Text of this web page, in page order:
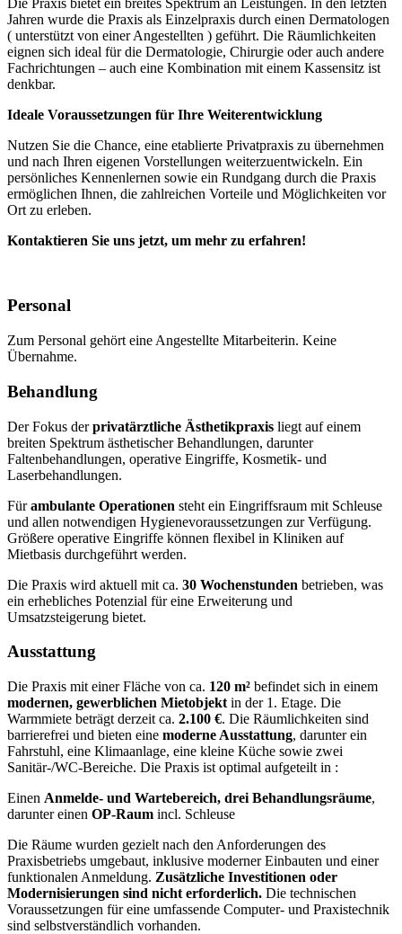
Jahren wurde die Praxis als Einzelpraxis durch einen Dermatologen
( unterstützt von einer Angestellten ) geführt. Die Räumlichkeiten
eignen sich ideal für die Dermatologie, Chirurgie oder auch andere
Fachrichtungen – auch eine Kombination mit einem Kassensitz ist
denkbar.
Ideale Voraussetzungen für Ihre Weiterentwicklung
Nutzen Sie die Chance, eine etablierte Privatpraxis zu übernehmen
und nach Ihren eigenen Vorstellungen weiterzuentwickeln. Ein
persönliches Kennenlernen sowie ein Rundgang durch die Praxis
ermöglichen Ihnen, die zahlreichen Vorteile und Möglichkeiten vor
Ort zu erleben.
Kontaktieren Sie uns jetzt, um mehr zu erfahren!
Personal
Zum Personal gehört eine Angestellte Mitarbeiterin. Keine
Übernahme.
Behandlung
Der Fokus derprivatärztliche Ästhetikpraxis liegt auf einem
breiten Spektrum ästhetischer Behandlungen, darunter
Faltenbehandlungen, operative Eingriffe, Kosmetik- und
Laserbehandlungen.
Fürambulante Operationen steht ein Eingriffsraum mit Schleuse
und allen notwendigen Hygienevoraussetzungen zur Verfügung.
Größere operative Eingriffe können flexibel in Kliniken auf
Mietbasis durchgeführt werden.
Die Praxis wird aktuell mit ca. 30 Wochenstunden betrieben, was
ein erhebliches Potenzial für eine Erweiterung und
Umsatzsteigerung bietet.
Ausstattung
Die Praxis mit einer Fläche von ca. 120 m² befindet sich in einem
modernen, gewerblichen Mietobjekt in der 1. Etage. Die
Warmmiete beträgt derzeit ca. 2.100 €. Die Räumlichkeiten sind
barrierefrei und bieten eine moderne Ausstattung, darunter ein
Fahrstuhl, eine Klimaanlage, eine kleine Küche sowie zwei
Sanitär-/WC-Bereiche. Die Praxis ist optimal aufgeteilt in :
Einen Anmelde- und Wartebereich, drei Behandlungsräume,
darunter einen OP-Raum incl. Schleuse
Die Räume wurden gezielt nach den Anforderungen des
Praxisbetriebs umgebaut, inklusive moderner Einbauten und einer
funktionalen Anmeldung. Zusätzliche Investitionen oder
Modernisierungen sind nicht erforderlich. Die technischen
Voraussetzungen für eine umfassende Computer- und Praxistechnik
sind selbstverständlich vorhanden.